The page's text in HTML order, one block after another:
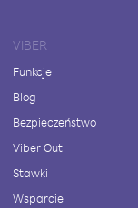
VIBER
Funkcje
Blog
Bezpieczeństwo
Viber Out
Stawki
Wsparcie